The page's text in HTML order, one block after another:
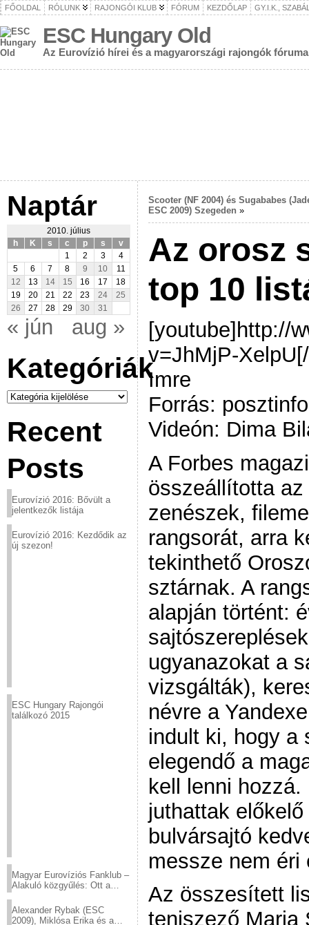
FŐOLDAL RÓLUNK RAJONGÓI KLUB FÓRUM KEZDŐLAP GY.I.K.,
ESC Hungary Old
Az Eurovízió hírei és a magyarországi rajongók fóruma
Naptár
2010. július
h
K s c p s
v
1
2 3
4
5
6 7 8 9 10
11
12
13 14 15 16 17
18
19
20 21 22 23 24
25
26
27 28 29 30 31
« jún aug »
Kategóriák
Kategóriák
Recent
Posts
Eurovízió 2016: Bővült a
jelentkezők listája
Eurovízió 2016: Kezdődik az
új szezon!
ESC Hungary Rajongói
találkozó 2015
Magyar Eurovíziós Fanklub –
Alakuló közgyűlés: Ott a
Alexander Rybak (ESC
2009), Miklósa Erika és a
Scooter (NF 2004) és Sugababes
ESC 2009) Szegeden »
Az orosz
top 10
[youtube]http://
v=JhMjP-
Imre
Forrás:
Videón: Dima
A Forbes
összeállította
zenészek,
rangsorát, arra
tekinthető
sztárnak. A
alapján történt:
ugyanazokat a
vizsgálták),
névre a
indult ki, hogy a
elegendő a
kell lenni
juthattak
bulvársajtó
messze nem éri
Az összesített
teniszező Maria